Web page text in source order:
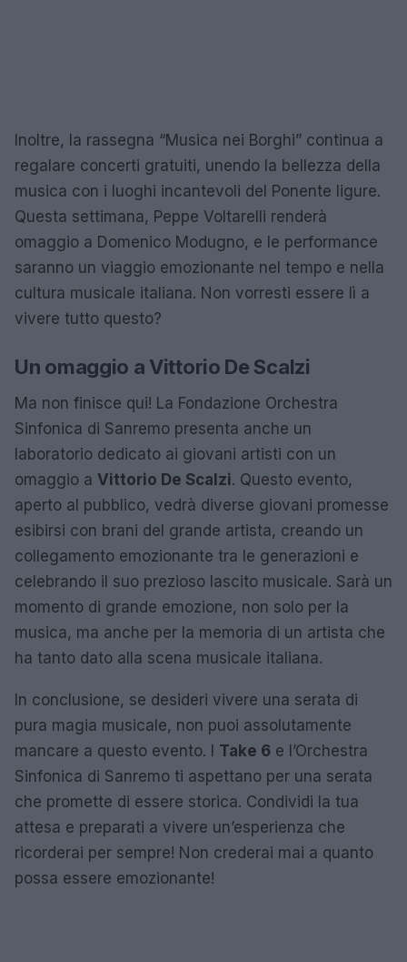
Inoltre, la rassegna “Musica nei Borghi” continua a
regalare concerti gratuiti, unendo la bellezza della
musica con i luoghi incantevoli del Ponente ligure.
Questa settimana, Peppe Voltarelli renderà
omaggio a Domenico Modugno, e le performance
saranno un viaggio emozionante nel tempo e nella
cultura musicale italiana. Non vorresti essere lì a
vivere tutto questo?
Un omaggio a Vittorio De Scalzi
Ma non finisce qui! La Fondazione Orchestra
Sinfonica di Sanremo presenta anche un
laboratorio dedicato ai giovani artisti con un
omaggio a Vittorio De Scalzi. Questo evento,
aperto al pubblico, vedrà diverse giovani promesse
esibirsi con brani del grande artista, creando un
collegamento emozionante tra le generazioni e
celebrando il suo prezioso lascito musicale. Sarà un
momento di grande emozione, non solo per la
musica, ma anche per la memoria di un artista che
ha tanto dato alla scena musicale italiana.
In conclusione, se desideri vivere una serata di
pura magia musicale, non puoi assolutamente
mancare a questo evento. I Take 6 e l’Orchestra
Sinfonica di Sanremo ti aspettano per una serata
che promette di essere storica. Condividi la tua
attesa e preparati a vivere un’esperienza che
ricorderai per sempre! Non crederai mai a quanto
possa essere emozionante!